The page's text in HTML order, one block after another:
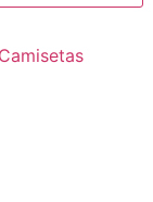
Camisetas